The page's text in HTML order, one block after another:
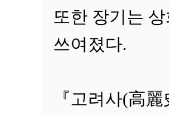
또한 장기는
쓰여졌다.
『고려사(高